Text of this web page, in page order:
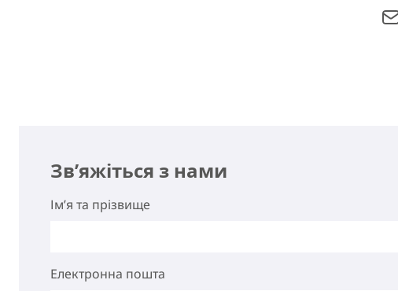
Зв’яжіться з нами
Ім’я та прізвище
Електронна пошта